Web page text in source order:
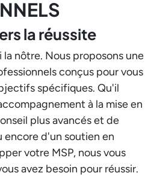
la réussite
nôtre. Nous proposons une
conçus pour vous
spécifiques. Qu'il
à la mise en
plus avancés et de
encore d'un soutien en
votre MSP, nous vous
avez besoin pour réussir.